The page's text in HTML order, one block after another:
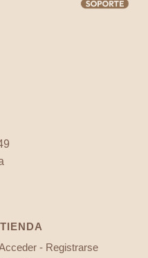
TIENDA
- Registrarse